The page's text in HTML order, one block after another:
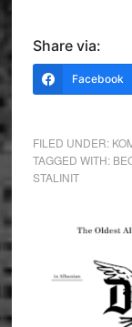
Share via:
Facebook
FILED UNDER:
TAGGED WITH:
STALINIT